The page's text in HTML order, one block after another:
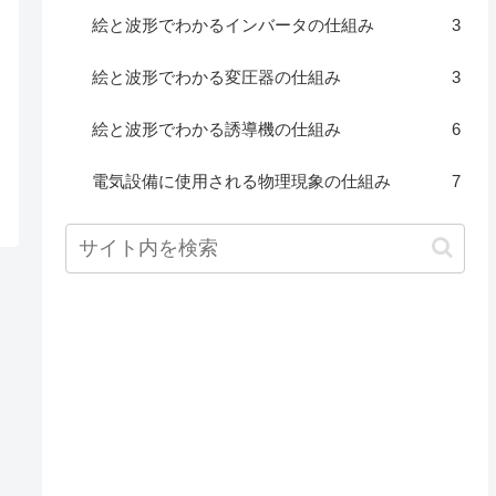
絵と波形でわかるインバータの仕組み 3
絵と波形でわかる変圧器の仕組み 3
絵と波形でわかる誘導機の仕組み 6
電気設備に使用される物理現象の仕組み 7